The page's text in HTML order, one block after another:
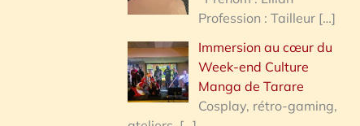
:
Profession : Tailleur […]
Immersion au cœur du
Week-end Culture
Manga de Tarare
Cosplay, rétro-gaming,